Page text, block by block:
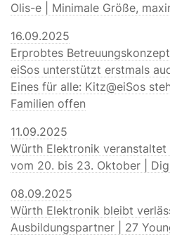
Olis-e | Minimale Größe,
16.09.2025
Erprobtes
eiSos unterstützt erstmals
Eines für alle: Kitz@eiSos
Familien offen
11.09.2025
Würth Elektronik
vom 20. bis 23. Oktober |
08.09.2025
Würth Elektronik bleibt
Ausbildungspartner | 27